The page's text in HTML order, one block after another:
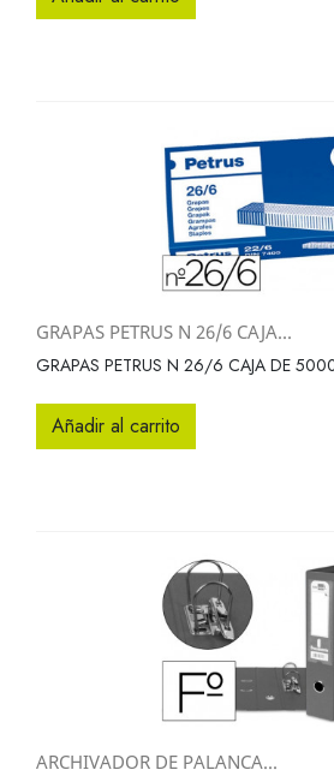
GRAPAS PETRUS N 26/6 CAJA...
GRAPAS PETRUS N 26/6 CAJA DE
Añadir al carrito
ARCHIVADOR DE PALANCA...